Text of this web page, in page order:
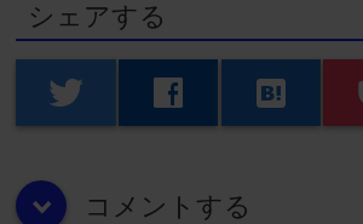
シェアする
twitter facebook hatenabookmark
down コメントする